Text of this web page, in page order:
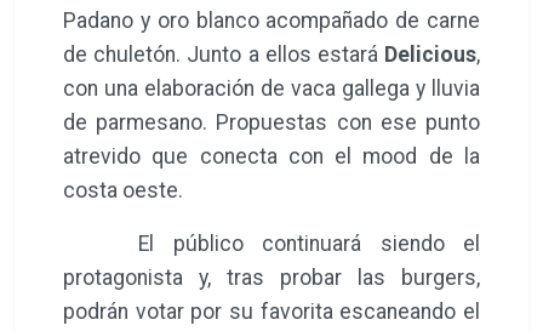
Padano y oro blanco acompañado de carne
de chuletón. Junto a ellos estará Delicious,
con una elaboración de vaca gallega y lluvia
de parmesano. Propuestas con ese punto
atrevido que conecta con el mood de la
costa oeste.
El público continuará siendo el
protagonista y, tras probar las burgers,
podrán votar por su favorita escaneando el